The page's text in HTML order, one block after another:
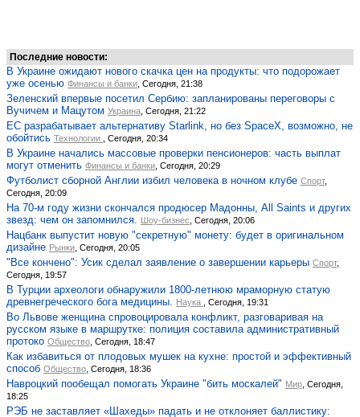
Последние новости:
В Украине ожидают нового скачка цен на продукты: что подорожает
уже осенью Финансы и банки , Сегодня, 21:38
Зеленский впервые посетил Сербию: запланированы переговоры с
Вучичем и Мацутом Украина , Сегодня, 21:22
ЕС разрабатывает альтернативу Starlink, но без SpaceX, возможно, не
обойтись Технологии , Сегодня, 20:34
В Украине начались массовые проверки пенсионеров: часть выплат
могут отменить Финансы и банки , Сегодня, 20:29
Футболист сборной Англии избил человека в ночном клубе Спорт,
Сегодня, 20:09
На 70-м году жизни скончался продюсер Мадонны, All Saints и других
звезд: чем он запомнился.
Шоу-бизнес , Сегодня, 20:06
Нацбанк выпустит новую "секретную" монету: будет в оригинальном
дизайне Рынки , Сегодня, 20:05
"Все кончено": Усик сделал заявление о завершении карьеры Спорт,
Сегодня, 19:57
В Турции археологи обнаружили 1800-летнюю мраморную статую
древнегреческого бога медицины.
Наука , Сегодня, 19:31
Во Львове женщина спровоцировала конфликт, разговаривая на
русском языке в маршрутке: полиция составила административный
протоко Общество , Сегодня, 18:47
Как избавиться от плодовых мушек на кухне: простой и эффективный
способ Общество , Сегодня, 18:36
Навроцкий пообещал помогать Украине "бить москалей" Мир , Сегодня,
18:25
РЭБ не заставляет «Шахеды» падать и не отклоняет баллистику: